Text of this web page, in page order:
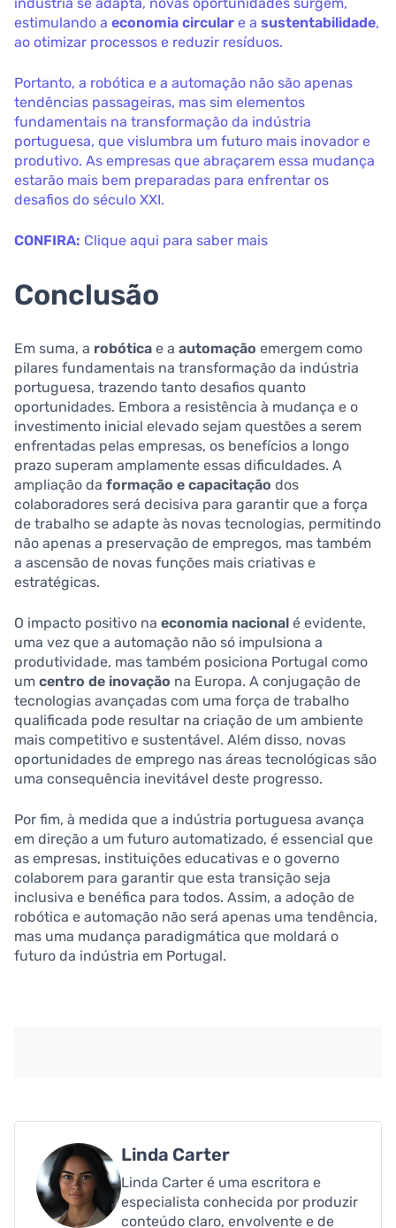
estimulando a economia circular e a sustentabilidade,
ao otimizar processos e reduzir resíduos.
Portanto, a robótica e a automação não são apenas
tendências passageiras, mas sim elementos
fundamentais na transformação da indústria
portuguesa, que vislumbra um futuro mais inovador e
produtivo. As empresas que abraçarem essa mudança
estarão mais bem preparadas para enfrentar os
desafios do século XXI.
CONFIRA: Clique aqui para saber mais
Conclusão
Em suma, a robótica e a automação emergem como
pilares fundamentais na transformação da indústria
portuguesa, trazendo tanto desafios quanto
oportunidades. Embora a resistência à mudança e o
investimento inicial elevado sejam questões a serem
enfrentadas pelas empresas, os benefícios a longo
prazo superam amplamente essas dificuldades. A
ampliação da formação e capacitação dos
colaboradores será decisiva para garantir que a força
de trabalho se adapte às novas tecnologias, permitindo
não apenas a preservação de empregos, mas também
a ascensão de novas funções mais criativas e
estratégicas.
O impacto positivo na economia nacional é evidente,
uma vez que a automação não só impulsiona a
produtividade, mas também posiciona Portugal como
um centro de inovação na Europa. A conjugação de
tecnologias avançadas com uma força de trabalho
qualificada pode resultar na criação de um ambiente
mais competitivo e sustentável. Além disso, novas
oportunidades de emprego nas áreas tecnológicas são
uma consequência inevitável deste progresso.
Por fim, à medida que a indústria portuguesa avança
em direção a um futuro automatizado, é essencial que
as empresas, instituições educativas e o governo
colaborem para garantir que esta transição seja
inclusiva e benéfica para todos. Assim, a adoção de
robótica e automação não será apenas uma tendência,
mas uma mudança paradigmática que moldará o
futuro da indústria em Portugal.
Linda Carter
Linda Carter é uma escritora e
especialista conhecida por produzir
conteúdo claro, envolvente e de